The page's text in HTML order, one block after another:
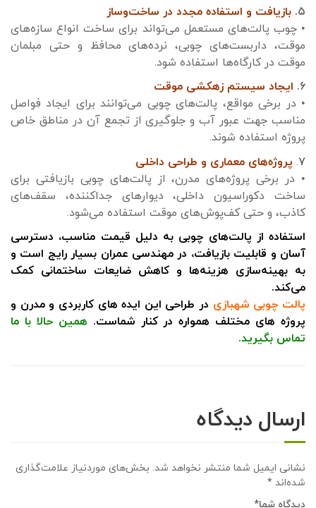
۵. بازیافت و استفاده مجدد در ساخت‌وساز
• چوب پالت‌های مستعمل می‌تواند برای ساخت انواع سازه‌های
موقت، داربست‌های چوبی، نرده‌های محافظ و حتی مبلمان
موقت در کارگاه‌ها استفاده شود.
۶. ایجاد سیستم زهکشی موقت
• در برخی مواقع، پالت‌های چوبی می‌توانند برای ایجاد فواصل
مناسب جهت عبور آب و جلوگیری از تجمع آن در مناطق خاص
پروژه استفاده شوند.
۷. پروژه‌های معماری و طراحی داخلی
• در برخی پروژه‌های مدرن، از پالت‌های چوبی بازیافتی برای
ساخت دکوراسیون داخلی، دیوارهای جداکننده، سقف‌های
کاذب، و حتی کف‌پوش‌های موقت استفاده می‌شود.
استفاده از پالت‌های چوبی به دلیل قیمت مناسب، دسترسی
آسان و قابلیت بازیافت، در مهندسی عمران بسیار رایج است و
به بهینه‌سازی هزینه‌ها و کاهش ضایعات ساختمانی کمک
می‌کند.
پالت چوبی شهبازی در طراحی این ایده های کاربردی و مدرن و
پروژه های مختلف همواره در کنار شماست. همین حالا با ما
تماس بگیرید.
ارسال دیدگاه
نشانی ایمیل شما منتشر نخواهد شد. بخش‌های موردنیاز علامت‌گذاری
شده‌اند *
دیدگاه شما*